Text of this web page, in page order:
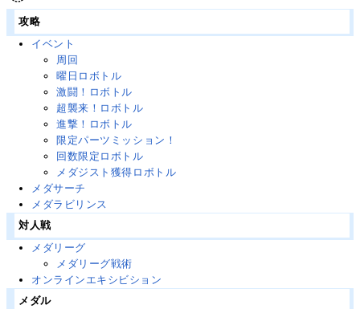
攻略
イベント
周回
曜日ロボトル
激闘！ロボトル
超襲来！ロボトル
進撃！ロボトル
限定パーツミッション！
回数限定ロボトル
メダジスト獲得ロボトル
メダサーチ
メダラビリンス
対人戦
メダリーグ
メダリーグ戦術
オンラインエキシビション
メダル